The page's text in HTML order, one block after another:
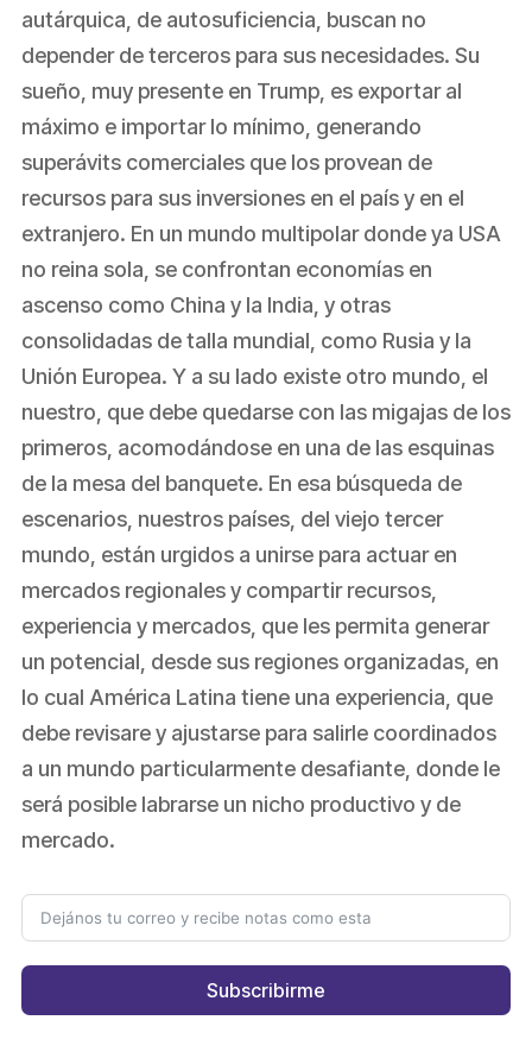
autárquica, de autosuficiencia, buscan no
depender de terceros para sus necesidades. Su
sueño, muy presente en Trump, es exportar al
máximo e importar lo mínimo, generando
superávits comerciales que los provean de
recursos para sus inversiones en el país y en el
extranjero. En un mundo multipolar donde ya USA
no reina sola, se confrontan economías en
ascenso como China y la India, y otras
consolidadas de talla mundial, como Rusia y la
Unión Europea. Y a su lado existe otro mundo, el
nuestro, que debe quedarse con las migajas de los
primeros, acomodándose en una de las esquinas
de la mesa del banquete. En esa búsqueda de
escenarios, nuestros países, del viejo tercer
mundo, están urgidos a unirse para actuar en
mercados regionales y compartir recursos,
experiencia y mercados, que les permita generar
un potencial, desde sus regiones organizadas, en
lo cual América Latina tiene una experiencia, que
debe revisare y ajustarse para salirle coordinados
a un mundo particularmente desafiante, donde le
será posible labrarse un nicho productivo y de
mercado.
Subscribirme